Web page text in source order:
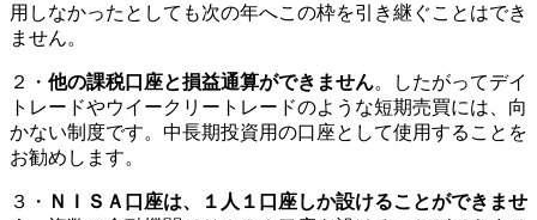
用しなかったとしても次の年へこの枠を引き継ぐことはでき
ません。
２・ 他の課税口座と損益通算ができません。したがってデイ
トレードやウイークリートレードのような短期売買には、向
かない制度です。中長期投資用の口座として使用することを
お勧めします。
３・ ＮＩＳＡ口座は、１人１口座しか設けることができませ